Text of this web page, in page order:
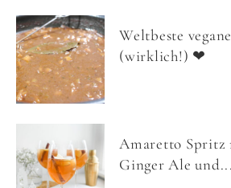
Weltbeste
(wirklich!) ❤
Amaretto Spritz
Ginger Ale und...